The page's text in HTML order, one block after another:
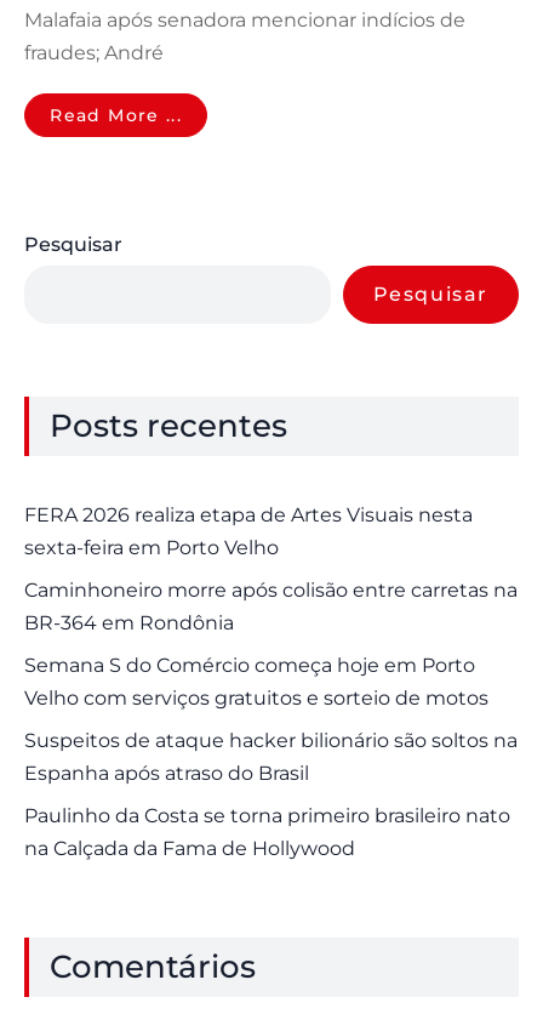
Malafaia após senadora mencionar indícios de
fraudes; André
Read More ...
Pesquisar
Pesquisar
Posts recentes
FERA 2026 realiza etapa de Artes Visuais nesta
sexta-feira em Porto Velho
Caminhoneiro morre após colisão entre carretas na
BR-364 em Rondônia
Semana S do Comércio começa hoje em Porto
Velho com serviços gratuitos e sorteio de motos
Suspeitos de ataque hacker bilionário são soltos na
Espanha após atraso do Brasil
Paulinho da Costa se torna primeiro brasileiro nato
na Calçada da Fama de Hollywood
Comentários